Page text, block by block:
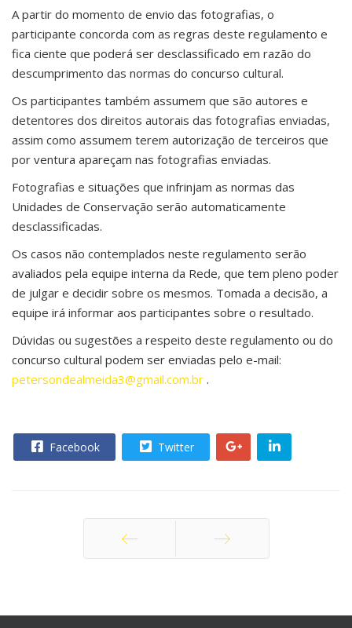
A partir do momento de envio das fotografias, o
participante concorda com as regras deste regulamento e
fica ciente que poderá ser desclassificado em razão do
descumprimento das normas do concurso cultural.
Os participantes também assumem que são autores e
detentores dos direitos autorais das fotografias enviadas,
assim como assumem terem autorização de terceiros que
por ventura apareçam nas fotografias enviadas.
Fotografias e situações que infrinjam as normas das
Unidades de Conservação serão automaticamente
desclassificadas.
Os casos não contemplados neste regulamento serão
avaliados pela equipe interna da Rede, que tem pleno poder
de julgar e decidir sobre os mesmos. Tomada a decisão, a
equipe irá informar aos participantes sobre o resultado.
Dúvidas ou sugestões a respeito deste regulamento ou do
concurso cultural podem ser enviadas pelo e-mail:
petersondealmeida3@gmail.com.br .
Facebook Twitter